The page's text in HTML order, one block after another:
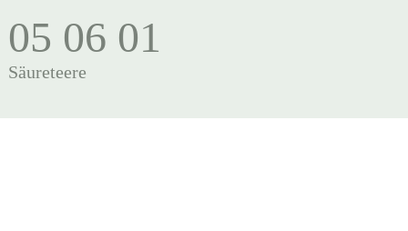
05 06 01
Säureteere